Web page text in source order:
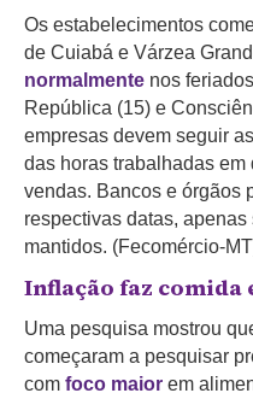
Os estabelecimentos
de Cuiabá e Várzea
normalmente nos
República (15) e
empresas devem seguir
das horas trabalhadas
vendas. Bancos e órgãos
respectivas datas,
mantidos. (Fecomércio-
Inflação faz
Uma pesquisa mostrou
começaram a pesquisar
com foco maior em